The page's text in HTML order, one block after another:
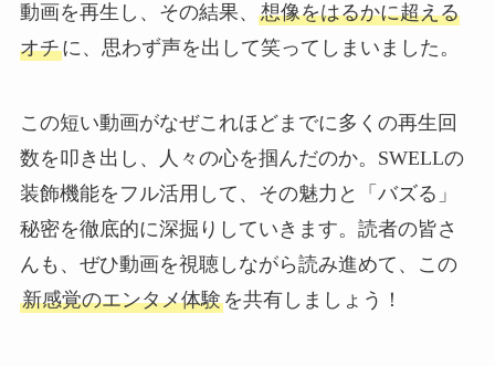
動画を再生し、その結果、 想像をはるかに超える
オチに、思わず声を出して笑ってしまいました。
この短い動画がなぜこれほどまでに多くの再生回
数を叩き出し、人々の心を掴んだのか。SWELLの
装飾機能をフル活用して、その魅力と「バズる」
秘密を徹底的に深掘りしていきます。読者の皆さ
んも、ぜひ動画を視聴しながら読み進めて、この
新感覚のエンタメ体験を共有しましょう！